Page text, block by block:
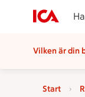
Vilken är din
Start